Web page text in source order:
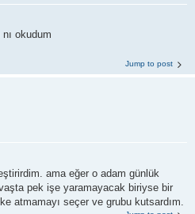
okudum
Jump to post
ama eğer o adam günlük
pek işe yaramayacak biriyse bir
atmamayı seçer ve grubu kutsardım.